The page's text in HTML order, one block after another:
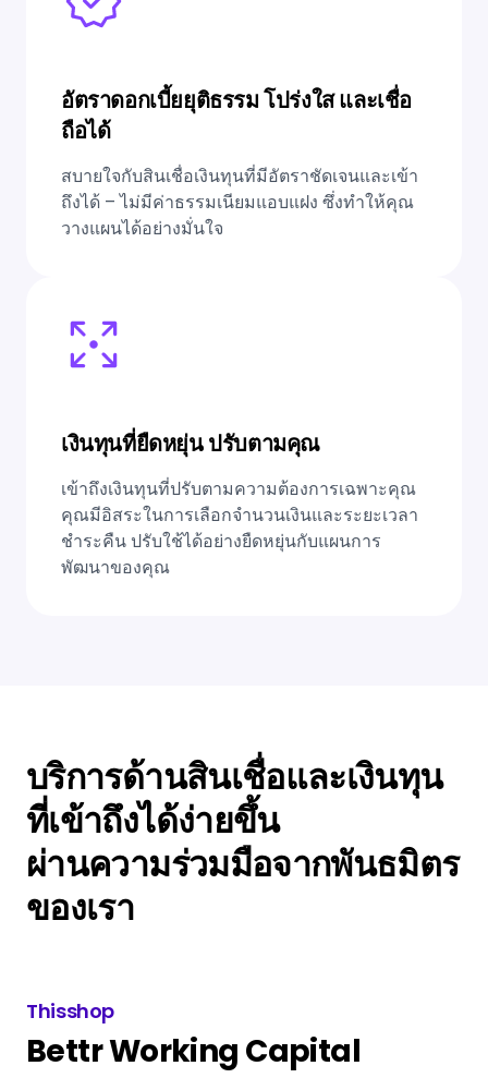
อัตราดอกเบี้ยยุติธรรม โปร่งใส และเชื่อ
ถือได้
สบายใจกับสินเชื่อเงินทุนที่มีอัตราชัดเจนและเข้า
ถึงได้ – ไม่มีค่าธรรมเนียมแอบแฝง ซึ่งทำให้คุณ
วางแผนได้อย่างมั่นใจ
เงินทุนที่ยืดหยุ่น ปรับตามคุณ
เข้าถึงเงินทุนที่ปรับตามความต้องการเฉพาะคุณ
คุณมีอิสระในการเลือกจำนวนเงินและระยะเวลา
ชำระคืน ปรับใช้ได้อย่างยืดหยุ่นกับแผนการ
พัฒนาของคุณ
บริการด้านสินเชื่อและเงินทุน
ที่เข้าถึงได้ง่ายขึ้น
ผ่านความร่วมมือจากพันธมิตร
ของเรา
Thisshop
Bettr Working Capital